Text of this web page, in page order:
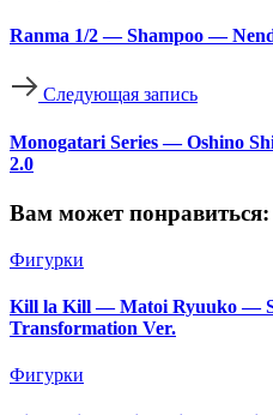
Ranma 1/2 — Shampoo —
Следующая запись
Monogatari Series — Oshino
2.0
Вам может понравиться:
Фигурки
Kill la Kill — Matoi Ryuuko —
Transformation Ver.
Фигурки